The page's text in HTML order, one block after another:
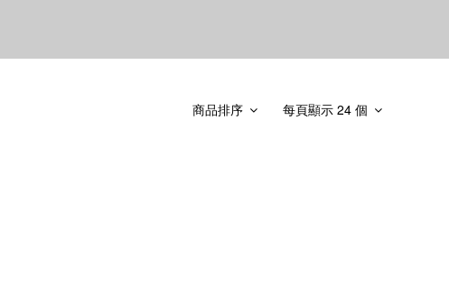
商品排序 每頁顯示 24 個